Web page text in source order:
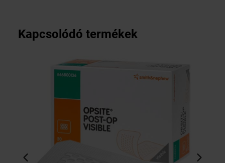
Kapcsolódó termékek